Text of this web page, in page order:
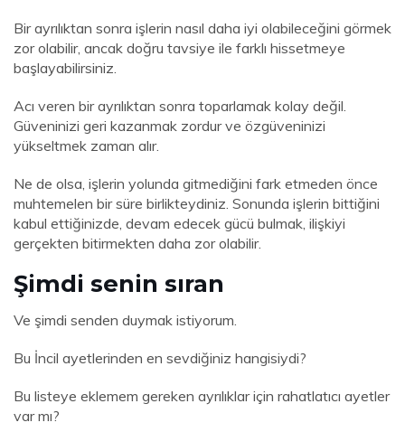
Bir ayrılıktan sonra işlerin nasıl daha iyi olabileceğini görmek
zor olabilir, ancak doğru tavsiye ile farklı hissetmeye
başlayabilirsiniz.
Acı veren bir ayrılıktan sonra toparlamak kolay değil.
Güveninizi geri kazanmak zordur ve özgüveninizi
yükseltmek zaman alır.
Ne de olsa, işlerin yolunda gitmediğini fark etmeden önce
muhtemelen bir süre birlikteydiniz. Sonunda işlerin bittiğini
kabul ettiğinizde, devam edecek gücü bulmak, ilişkiyi
gerçekten bitirmekten daha zor olabilir.
Şimdi senin sıran
Ve şimdi senden duymak istiyorum.
Bu İncil ayetlerinden en sevdiğiniz hangisiydi?
Bu listeye eklemem gereken ayrılıklar için rahatlatıcı ayetler
var mı?